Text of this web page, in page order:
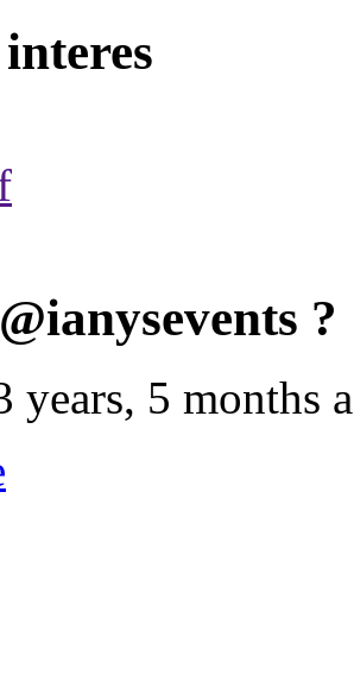
@ianysevents ?
years, 5 months